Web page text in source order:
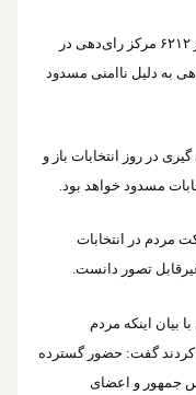
رییس کمیسیون انتخابات گفته است که امروز ۶۲۱۲ مرکز رای‌دهی در
است و ۲۱۱ مرکز رای‌دهی به دلیل ناامنی مسدود
بود که ۶۴۲۳ مرکز رای گیری در روز انتخابات باز و
مردم در انتخابات
تصور دانست.
بیان اینکه مردم
کردند گفت: حضور گسترده
جمهور و اعضای